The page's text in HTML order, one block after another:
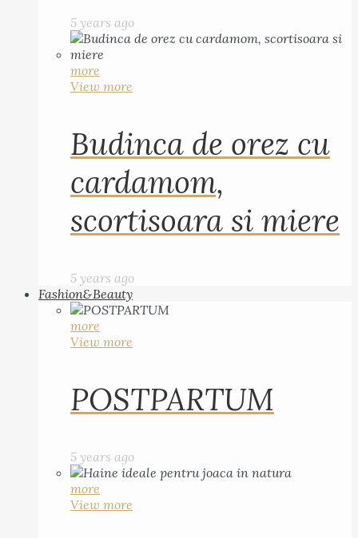
5 years ago
more
View more
Budinca de orez cu
cardamom,
scortisoara si miere
5 years ago
Fashion&Beauty
more
View more
POSTPARTUM
5 years ago
more
View more